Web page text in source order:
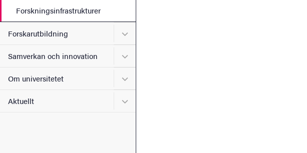
Forskningsinfrastrukturer
Forskarutbildning Undermeny för Forskarutbildning
Samverkan och innovation Undermeny för Samverkan och innovation
Om universitetet Undermeny för Om universitetet
Aktuellt Undermeny för Aktuellt